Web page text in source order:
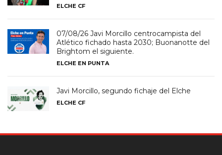
ELCHE CF
07/08/26 Javi Morcillo centrocampista del
Atlético fichado hasta 2030; Buonanotte del
Brightom el siguiente.
ELCHE EN PUNTA
Javi Morcillo, segundo fichaje del Elche
ELCHE CF